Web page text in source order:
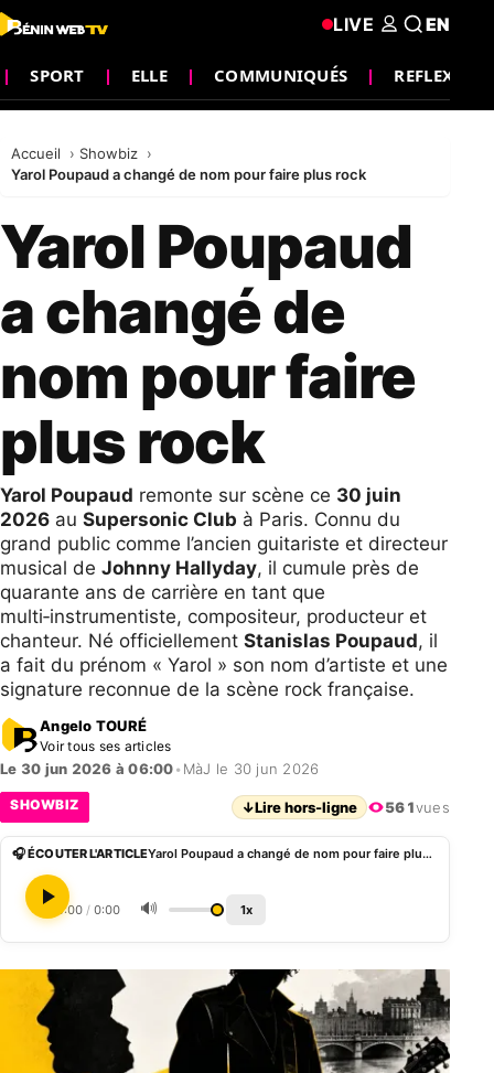
SPORT ELLE COMMUNIQUÉS REFLEXION
LIVE EN
Accueil
Showbiz
Yarol Poupaud a changé de nom pour faire plus rock
Yarol Poupaud
a changé de
nom pour faire
plus rock
Yarol Poupaud remonte sur scène ce 30 juin
2026 au Supersonic Club à Paris. Connu du
grand public comme l’ancien guitariste et directeur
musical de Johnny Hallyday, il cumule près de
quarante ans de carrière en tant que
multi‑instrumentiste, compositeur, producteur et
chanteur. Né officiellement Stanislas Poupaud, il
a fait du prénom « Yarol » son nom d’artiste et une
signature reconnue de la scène rock française.
Angelo TOURÉ
Voir tous ses articles
Le 30 jun 2026 à 06:00• MàJ le 30 jun 2026
SHOWBIZ ↓Lire hors-ligne 561vues
🎧 ÉCOUTER L'ARTICLE Yarol Poupaud a changé de nom pour faire plus rock
0:00 / 0:00 🔊 1x